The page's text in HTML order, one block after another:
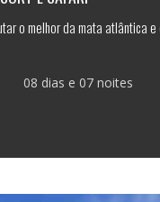
o melhor da mata atlântica e
08 dias e 07 noites